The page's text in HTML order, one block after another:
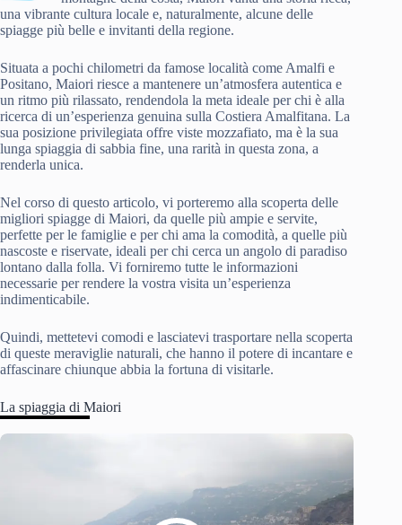
una vibrante cultura locale e, naturalmente, alcune delle
spiagge più belle e invitanti della regione.
Situata a pochi chilometri da famose località come Amalfi e
Positano, Maiori riesce a mantenere un’atmosfera autentica e
un ritmo più rilassato, rendendola la meta ideale per chi è alla
ricerca di un’esperienza genuina sulla Costiera Amalfitana. La
sua posizione privilegiata offre viste mozzafiato, ma è la sua
lunga spiaggia di sabbia fine, una rarità in questa zona, a
renderla unica.
Nel corso di questo articolo, vi porteremo alla scoperta delle
migliori spiagge di Maiori, da quelle più ampie e servite,
perfette per le famiglie e per chi ama la comodità, a quelle più
nascoste e riservate, ideali per chi cerca un angolo di paradiso
lontano dalla folla. Vi forniremo tutte le informazioni
necessarie per rendere la vostra visita un’esperienza
indimenticabile.
Quindi, mettetevi comodi e lasciatevi trasportare nella scoperta
di queste meraviglie naturali, che hanno il potere di incantare e
affascinare chiunque abbia la fortuna di visitarle.
La spiaggia di Maiori